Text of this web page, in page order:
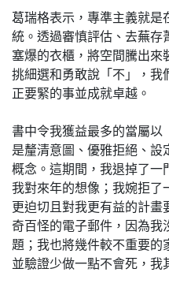
葛瑞格表示，專準主義就是
統。透過審慎評估、去蕪存
塞爆的衣櫃，將空間騰出
挑細選和勇敢說「不」，我
正要緊的事並成就卓越。
書中令我獲益最多的當屬以
是釐清意圖、優雅拒絕、
概念。這期間，我退掉了一
我對來年的想像；我婉拒了
更迫切且對我更有益的計
奇百怪的電子郵件，因為我
題；我也將幾件較不重要的
並驗證少做一點不會死，我